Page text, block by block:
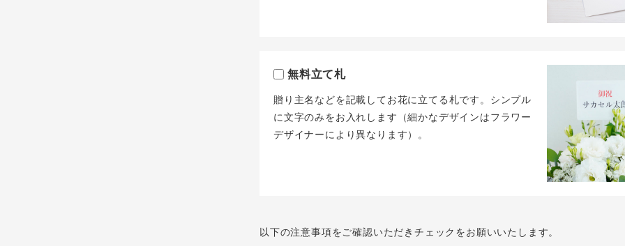
無料立て札
贈り主名などを記載してお花に立てる札です。シンプル
に文字のみをお入れします（細かなデザインはフラワー
デザイナーにより異なります）。
以下の注意事項をご確認いただきチェックをお願いいたします。